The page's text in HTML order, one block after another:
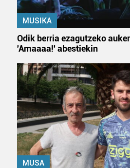
MUSIKA
Odik berria ezagutzeko
'Amaaaa!' abestiekin
MUSA